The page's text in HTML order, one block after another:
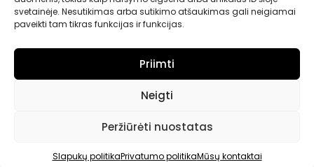
svetainėje. Nesutikimas arba sutikimo atšaukimas gali neigiamai
paveikti tam tikras funkcijas ir funkcijas.
Priimti
Neigti
Peržiūrėti nuostatas
Slapukų politikaPrivatumo politikaMūsų kontaktai